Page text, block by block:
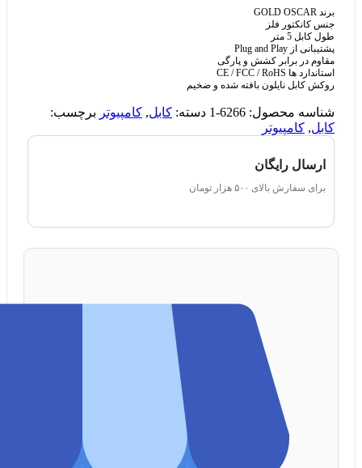
برند GOLD OSCAR
جنس کانکتور فلز
طول کابل 5 متر
پشتیبانی از Plug and Play
مقاوم در برابر کشش و پارگی
استاندارد ها CE / FCC / RoHS
روکش کابل نایلون بافته شده و ضخیم
شناسه محصول: 6266-1 دسته: کابل, کامپیوتر برچسب:
کابل, کامپیوتر
ارسال رایگان
برای سفارش‌ بالای ۵۰۰ هزار تومان